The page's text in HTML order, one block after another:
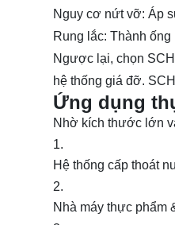
Nguy cơ nứt vỡ: Áp
Rung lắc: Thành ống
Ngược lại, chọn
hệ thống giá đỡ.
Ứng dụng
Nhờ kích thước lớn
Hệ thống cấp thoát
Nhà máy thực phẩm